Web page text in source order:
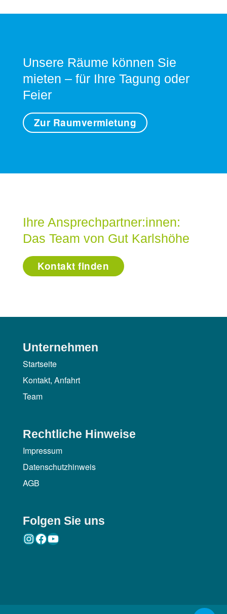
Unsere Räume können Sie
mieten – für Ihre Tagung oder
Feier
Zur Raumvermietung
Ihre Ansprechpartner:innen:
Das Team von Gut Karlshöhe
Kontakt finden
Unternehmen
Startseite
Kontakt, Anfahrt
Team
Rechtliche Hinweise
Impressum
Datenschutzhinweis
AGB
Folgen Sie uns
Instagram
Facebook
YouTube